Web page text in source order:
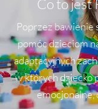
Co to jest
Poprzez bawienie
pomóc dzieciom
adaptacyjnych
w których dziecko
emocjonalne,